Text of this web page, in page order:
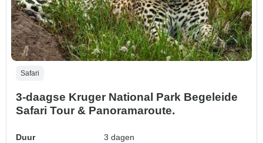
Safari
3-daagse Kruger National Park Begeleide
Safari Tour & Panoramaroute.
Duur
3 dagen